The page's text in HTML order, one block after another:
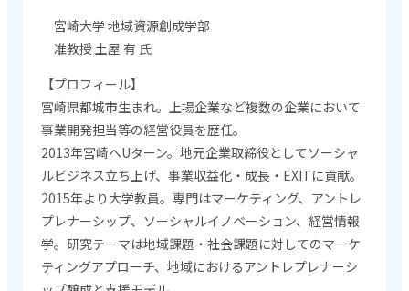
宮崎大学 地域資源創成学部
准教授 土屋 有 氏
【プロフィール】
宮崎県都城市生まれ。上場企業など複数の企業において
事業開発担当等の経営役員を歴任。
2013年宮崎へUターン。地元企業取締役としてソーシャ
ルビジネス立ち上げ、事業収益化・成長・EXITに貢献。
2015年より大学教員。専門はマーケティング、アントレ
プレナーシップ、ソーシャルイノベーション、経営情報
学。研究テーマは地域課題・社会課題に対してのマーケ
ティングアプローチ、地域におけるアントレプレナーシ